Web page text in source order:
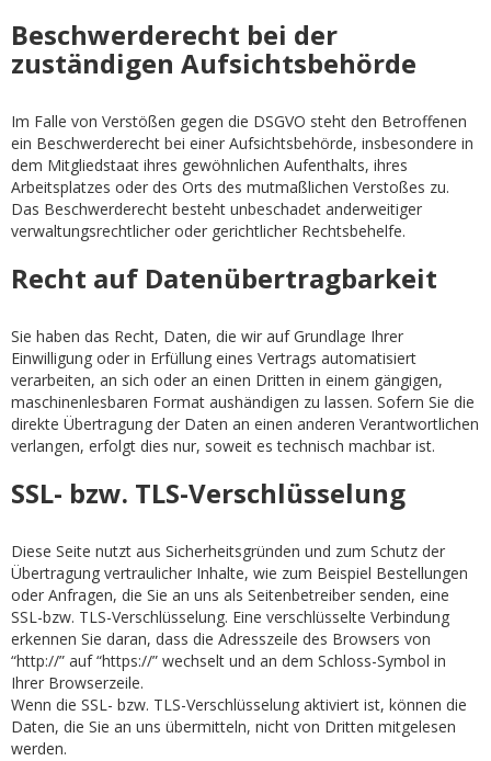
Beschwerderecht bei der
zuständigen Aufsichtsbehörde
Im Falle von Verstößen gegen die DSGVO steht den Betroffenen
ein Beschwerderecht bei einer Aufsichtsbehörde, insbesondere in
dem Mitgliedstaat ihres gewöhnlichen Aufenthalts, ihres
Arbeitsplatzes oder des Orts des mutmaßlichen Verstoßes zu.
Das Beschwerderecht besteht unbeschadet anderweitiger
verwaltungsrechtlicher oder gerichtlicher Rechtsbehelfe.
Recht auf Datenübertragbarkeit
Sie haben das Recht, Daten, die wir auf Grundlage Ihrer
Einwilligung oder in Erfüllung eines Vertrags automatisiert
verarbeiten, an sich oder an einen Dritten in einem gängigen,
maschinenlesbaren Format aushändigen zu lassen. Sofern Sie die
direkte Übertragung der Daten an einen anderen Verantwortlichen
verlangen, erfolgt dies nur, soweit es technisch machbar ist.
SSL- bzw. TLS-Verschlüsselung
Diese Seite nutzt aus Sicherheitsgründen und zum Schutz der
Übertragung vertraulicher Inhalte, wie zum Beispiel Bestellungen
oder Anfragen, die Sie an uns als Seitenbetreiber senden, eine
SSL-bzw. TLS-Verschlüsselung. Eine verschlüsselte Verbindung
erkennen Sie daran, dass die Adresszeile des Browsers von
“http://” auf “https://” wechselt und an dem Schloss-Symbol in
Ihrer Browserzeile.
Wenn die SSL- bzw. TLS-Verschlüsselung aktiviert ist, können die
Daten, die Sie an uns übermitteln, nicht von Dritten mitgelesen
werden.